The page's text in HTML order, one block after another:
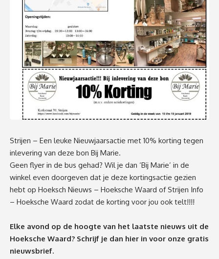
Strijen – Een leuke Nieuwjaarsactie met 10% korting tegen
inlevering van deze bon Bij Marie.
Geen flyer in de bus gehad? Wil je dan ‘Bij Marie’ in de
winkel even doorgeven dat je deze kortingsactie gezien
hebt op Hoeksch Nieuws – Hoeksche Waard ofStrijen Info
– Hoeksche Waard zodat de korting voor jou ook telt!!!!
Elke avond op de hoogte van het laatste nieuws uit de
Hoeksche Waard? Schrijf je dan hier in voor onze gratis
nieuwsbrief.